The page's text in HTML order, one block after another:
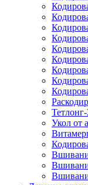
Укол от